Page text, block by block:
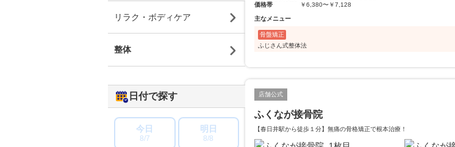
価格帯
￥6,380〜￥7,128
主なメニュー
骨盤矯正
ふじさん式整体法
店舗公式
ふくなが接骨院
【春日井駅から徒歩１分】無痛の骨格矯正で根本治療！
リラク・ボディケア
整体
日付で探す
今日
8/7
明日
8/8